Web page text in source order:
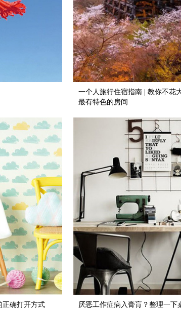
一个人旅行住宿指南 | 教你不花
最有特色的房间
正确打开方式 厌恶工作症病入膏肓？整理一下